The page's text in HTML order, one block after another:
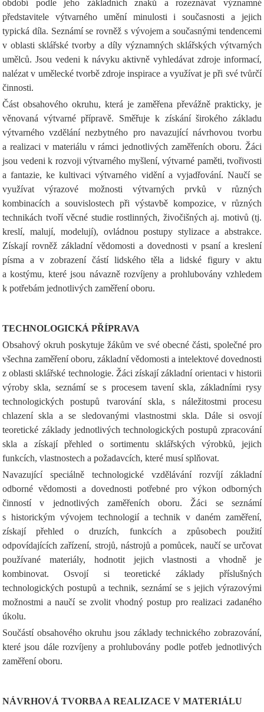
období podle jeho základních znaků a rozeznávat významné
představitele výtvarného umění minulosti i současnosti a jejich
typická díla. Seznámí se rovněž s vývojem a současnými tendencemi
v oblasti sklářské tvorby a díly významných sklářských výtvarných
umělců. Jsou vedeni k návyku aktivně vyhledávat zdroje informací,
nalézat v umělecké tvorbě zdroje inspirace a využívat je při své tvůrčí
činnosti.
Část obsahového okruhu, která je zaměřena převážně prakticky, je
věnovaná výtvarné přípravě. Směřuje k získání širokého základu
výtvarného vzdělání nezbytného pro navazující návrhovou tvorbu
a realizaci v materiálu v rámci jednotlivých zaměřeních oboru. Žáci
jsou vedeni k rozvoji výtvarného myšlení, výtvarné paměti, tvořivosti
a fantazie, ke kultivaci výtvarného vidění a vyjadřování. Naučí se
využívat výrazové možnosti výtvarných prvků v různých
kombinacích a souvislostech při výstavbě kompozice, v různých
technikách tvoří věcné studie rostlinných, živočišných aj. motivů (tj.
kreslí, malují, modelují), ovládnou postupy stylizace a abstrakce.
Získají rovněž základní vědomosti a dovednosti v psaní a kreslení
písma a v zobrazení částí lidského těla a lidské figury v aktu
a kostýmu, které jsou návazně rozvíjeny a prohlubovány vzhledem
k potřebám jednotlivých zaměření oboru.
TECHNOLOGICKÁ PŘÍPRAVA
Obsahový okruh poskytuje žákům ve své obecné části, společné pro
všechna zaměření oboru, základní vědomosti a intelektové dovednosti
z oblasti sklářské technologie. Žáci získají základní orientaci v historii
výroby skla, seznámí se s procesem tavení skla, základními rysy
technologických postupů tvarování skla, s náležitostmi procesu
chlazení skla a se sledovanými vlastnostmi skla. Dále si osvojí
teoretické základy jednotlivých technologických postupů zpracování
skla a získají přehled o sortimentu sklářských výrobků, jejich
funkcích, vlastnostech a požadavcích, které musí splňovat.
Navazující speciálně technologické vzdělávání rozvíjí základní
odborné vědomosti a dovednosti potřebné pro výkon odborných
činností v jednotlivých zaměřeních oboru. Žáci se seznámí
s historickým vývojem technologií a technik v daném zaměření,
získají přehled o druzích, funkcích a způsobech použití
odpovídajících zařízení, strojů, nástrojů a pomůcek, naučí se určovat
používané materiály, hodnotit jejich vlastnosti a vhodně je
kombinovat. Osvojí si teoretické základy příslušných
technologických postupů a technik, seznámí se s jejich výrazovými
možnostmi a naučí se zvolit vhodný postup pro realizaci zadaného
úkolu.
Součástí obsahového okruhu jsou základy technického zobrazování,
které jsou dále rozvíjeny a prohlubovány podle potřeb jednotlivých
zaměření oboru.
NÁVRHOVÁ TVORBA A REALIZACE V MATERIÁLU